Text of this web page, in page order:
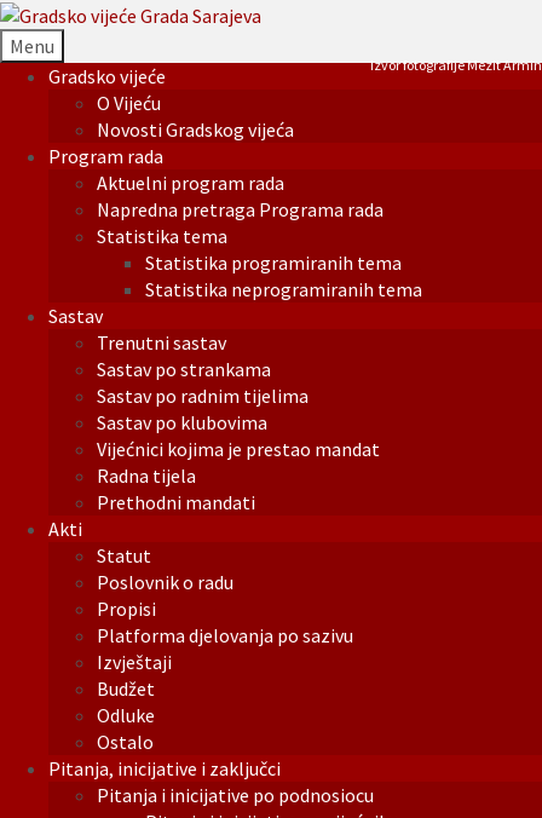
Menu
Gradsko vijeće
O Vijeću
Novosti Gradskog vijeća
Program rada
Aktuelni program rada
Napredna pretraga Programa rada
Statistika tema
Statistika programiranih tema
Statistika neprogramiranih tema
Sastav
Trenutni sastav
Sastav po strankama
Sastav po radnim tijelima
Sastav po klubovima
Vijećnici kojima je prestao mandat
Radna tijela
Prethodni mandati
Akti
Statut
Poslovnik o radu
Propisi
Platforma djelovanja po sazivu
Izvještaji
Budžet
Odluke
Ostalo
Pitanja, inicijative i zaključci
Pitanja i inicijative po podnosiocu
Izvor fotografije Mezit Armin